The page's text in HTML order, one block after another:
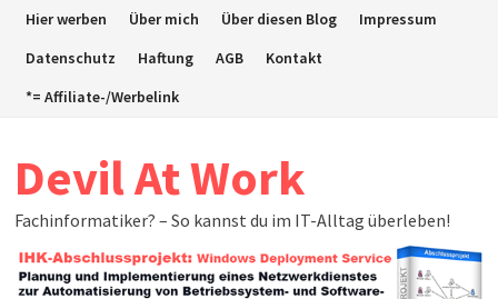
ZumHier werben Über mich Über diesen Blog
Impressum
Datenschutz
Haftung AGB
Kontakt
*= Affiliate-/Werbelink
Devil At Work
Fachinformatiker? – So kannst du im IT-Alltag überleben!